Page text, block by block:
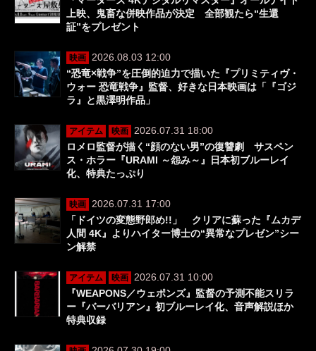
上映、鬼畜な併映作品が決定 全部観たら“生還
証”をプレゼント
映画
2026.08.03 12:00
“恐竜×戦争”を圧倒的迫力で描いた『プリミティヴ・
ウォー 恐竜戦争』監督、好きな日本映画は「『ゴジ
ラ』と黒澤明作品」
アイテム 映画
2026.07.31 18:00
ロメロ監督が描く“顔のない男”の復讐劇 サスペン
ス・ホラー『URAMI ～怨み～』日本初ブルーレイ
化、特典たっぷり
映画
2026.07.31 17:00
「ドイツの変態野郎め!!」 クリアに蘇った『ムカデ
人間 4K』よりハイター博士の“異常なプレゼン”シー
ン解禁
アイテム 映画
2026.07.31 10:00
『WEAPONS／ウェポンズ』監督の予測不能スリラ
ー『バーバリアン』初ブルーレイ化、音声解説ほか
特典収録